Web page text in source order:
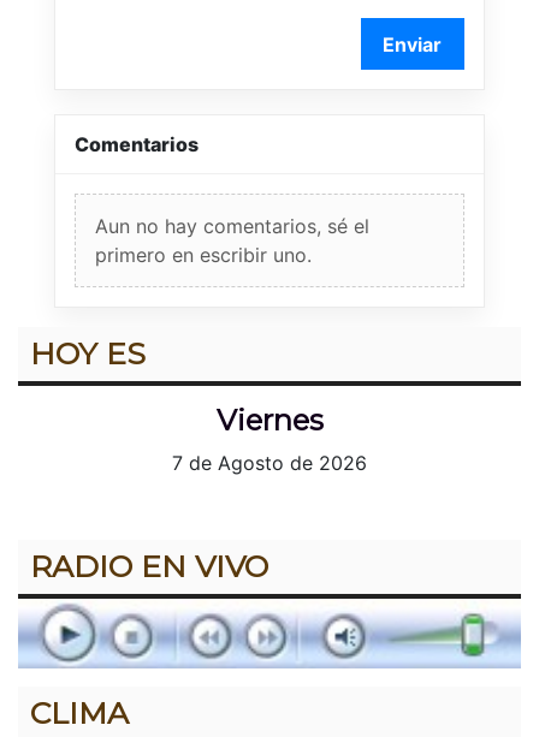
Enviar
Comentarios
Aun no hay comentarios, sé el
primero en escribir uno.
HOY ES
Viernes
7 de Agosto de 2026
RADIO EN VIVO
CLIMA